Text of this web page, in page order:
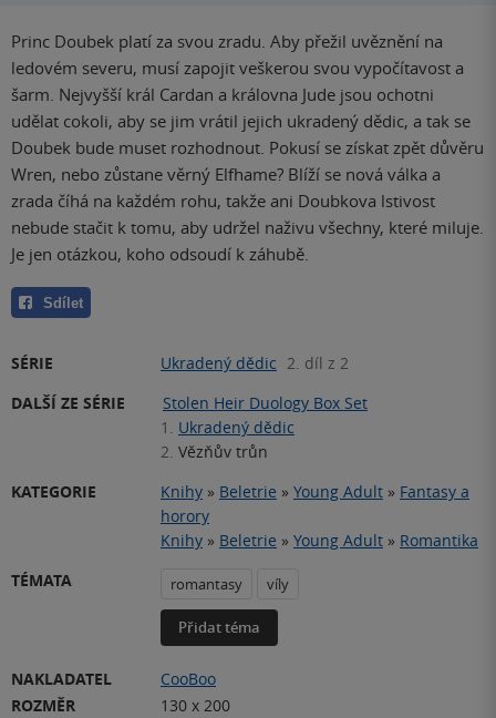
Princ Doubek platí za svou zradu. Aby přežil uvěznění na
ledovém severu, musí zapojit veškerou svou vypočítavost a
šarm. Nejvyšší král Cardan a královna Jude jsou ochotni
udělat cokoli, aby se jim vrátil jejich ukradený dědic, a tak se
Doubek bude muset rozhodnout. Pokusí se získat zpět důvěru
Wren, nebo zůstane věrný Elfhame? Blíží se nová válka a
zrada číhá na každém rohu, takže ani Doubkova lstivost
nebude stačit k tomu, aby udržel naživu všechny, které miluje.
Je jen otázkou, koho odsoudí k záhubě.
Sdílet
SÉRIE Ukradený dědic 2. díl z 2
DALŠÍ ZE SÉRIE
Stolen Heir Duology Box Set
1. Ukradený dědic
2. Vězňův trůn
KATEGORIE
Knihy » Beletrie » Young Adult » Fantasy a
horory
Knihy » Beletrie » Young Adult » Romantika
TÉMATA
romantasy víly
Přidat téma
NAKLADATEL
CooBoo
ROZMĚR
130 x 200